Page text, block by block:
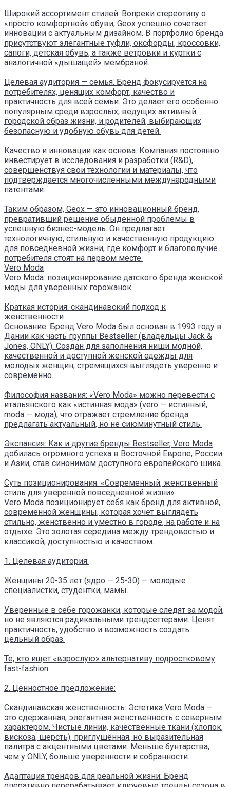
Широкий ассортимент стилей. Вопреки стереотипу о
«просто комфортной» обуви, Geox успешно сочетает
инновации с актуальным дизайном. В портфолио бренда
присутствуют элегантные туфли, оксфорды, кроссовки,
сапоги, детская обувь, а также ветровки и куртки с
аналогичной «дышащей» мембраной.
Целевая аудитория — семья. Бренд фокусируется на
потребителях, ценящих комфорт, качество и
практичность для всей семьи. Это делает его особенно
популярным среди взрослых, ведущих активный
городской образ жизни, и родителей, выбирающих
безопасную и удобную обувь для детей.
Качество и инновации как основа. Компания постоянно
инвестирует в исследования и разработки (R&D),
совершенствуя свои технологии и материалы, что
подтверждается многочисленными международными
патентами.
Таким образом, Geox — это инновационный бренд,
превративший решение обыденной проблемы в
успешную бизнес-модель. Он предлагает
технологичную, стильную и качественную продукцию
для повседневной жизни, где комфорт и благополучие
потребителя стоят на первом месте.
Vero Moda
Vero Moda: позиционирование датского бренда женской
моды для уверенных горожанок
Краткая история: скандинавский подход к
женственности
Основание: Бренд Vero Moda был основан в 1993 году в
Дании как часть группы Bestseller (владельцы Jack &
Jones, ONLY). Создан для заполнения ниши модной,
качественной и доступной женской одежды для
молодых женщин, стремящихся выглядеть уверенно и
современно.
Философия названия: «Vero Moda» можно перевести с
итальянского как «истинная мода» (vero — истинный,
moda — мода), что отражает стремление бренда
предлагать актуальный, но не сиюминутный стиль.
Экспансия: Как и другие бренды Bestseller, Vero Moda
добилась огромного успеха в Восточной Европе, России
и Азии, став синонимом доступного европейского шика.
Суть позиционирования: «Современный, женственный
стиль для уверенной повседневной жизни»
Vero Moda позиционирует себя как бренд для активной,
современной женщины, которая хочет выглядеть
стильно, женственно и уместно в городе, на работе и на
отдыхе. Это золотая середина между трендовостью и
классикой, доступностью и качеством.
1. Целевая аудитория:
Женщины 20-35 лет (ядро — 25-30) — молодые
специалистки, студентки, мамы.
Уверенные в себе горожанки, которые следят за модой,
но не являются радикальными трендсеттерами. Ценят
практичность, удобство и возможность создать
цельный образ.
Те, кто ищет «взрослую» альтернативу подростковому
fast-fashion.
2. Ценностное предложение:
Скандинавская женственность: Эстетика Vero Moda —
это сдержанная, элегантная женственность с северным
характером. Чистые линии, качественные ткани (хлопок,
вискоза, шерсть), приглушённая, но выразительная
палитра с акцентными цветами. Меньше бунтарства,
чем у ONLY, больше уверенности и собранности.
Адаптация трендов для реальной жизни: Бренд